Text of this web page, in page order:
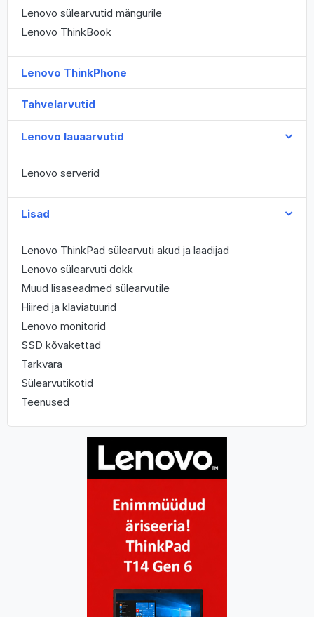
Lenovo sülearvutid mängurile
Lenovo ThinkBook
Lenovo ThinkPhone
Tahvelarvutid
Lenovo lauaarvutid
Lenovo serverid
Lisad
Lenovo ThinkPad sülearvuti akud ja laadijad
Lenovo sülearvuti dokk
Muud lisaseadmed sülearvutile
Hiired ja klaviatuurid
Lenovo monitorid
SSD kõvakettad
Tarkvara
Sülearvutikotid
Teenused